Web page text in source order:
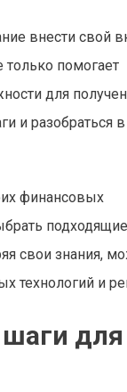
внести свой
помогает
для
и разобраться в
финансовых
подходящие
свои знания,
технологий и
для